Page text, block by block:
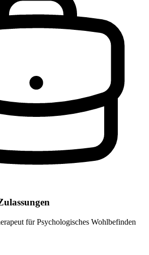
für Psychologisches Wohlbefinden